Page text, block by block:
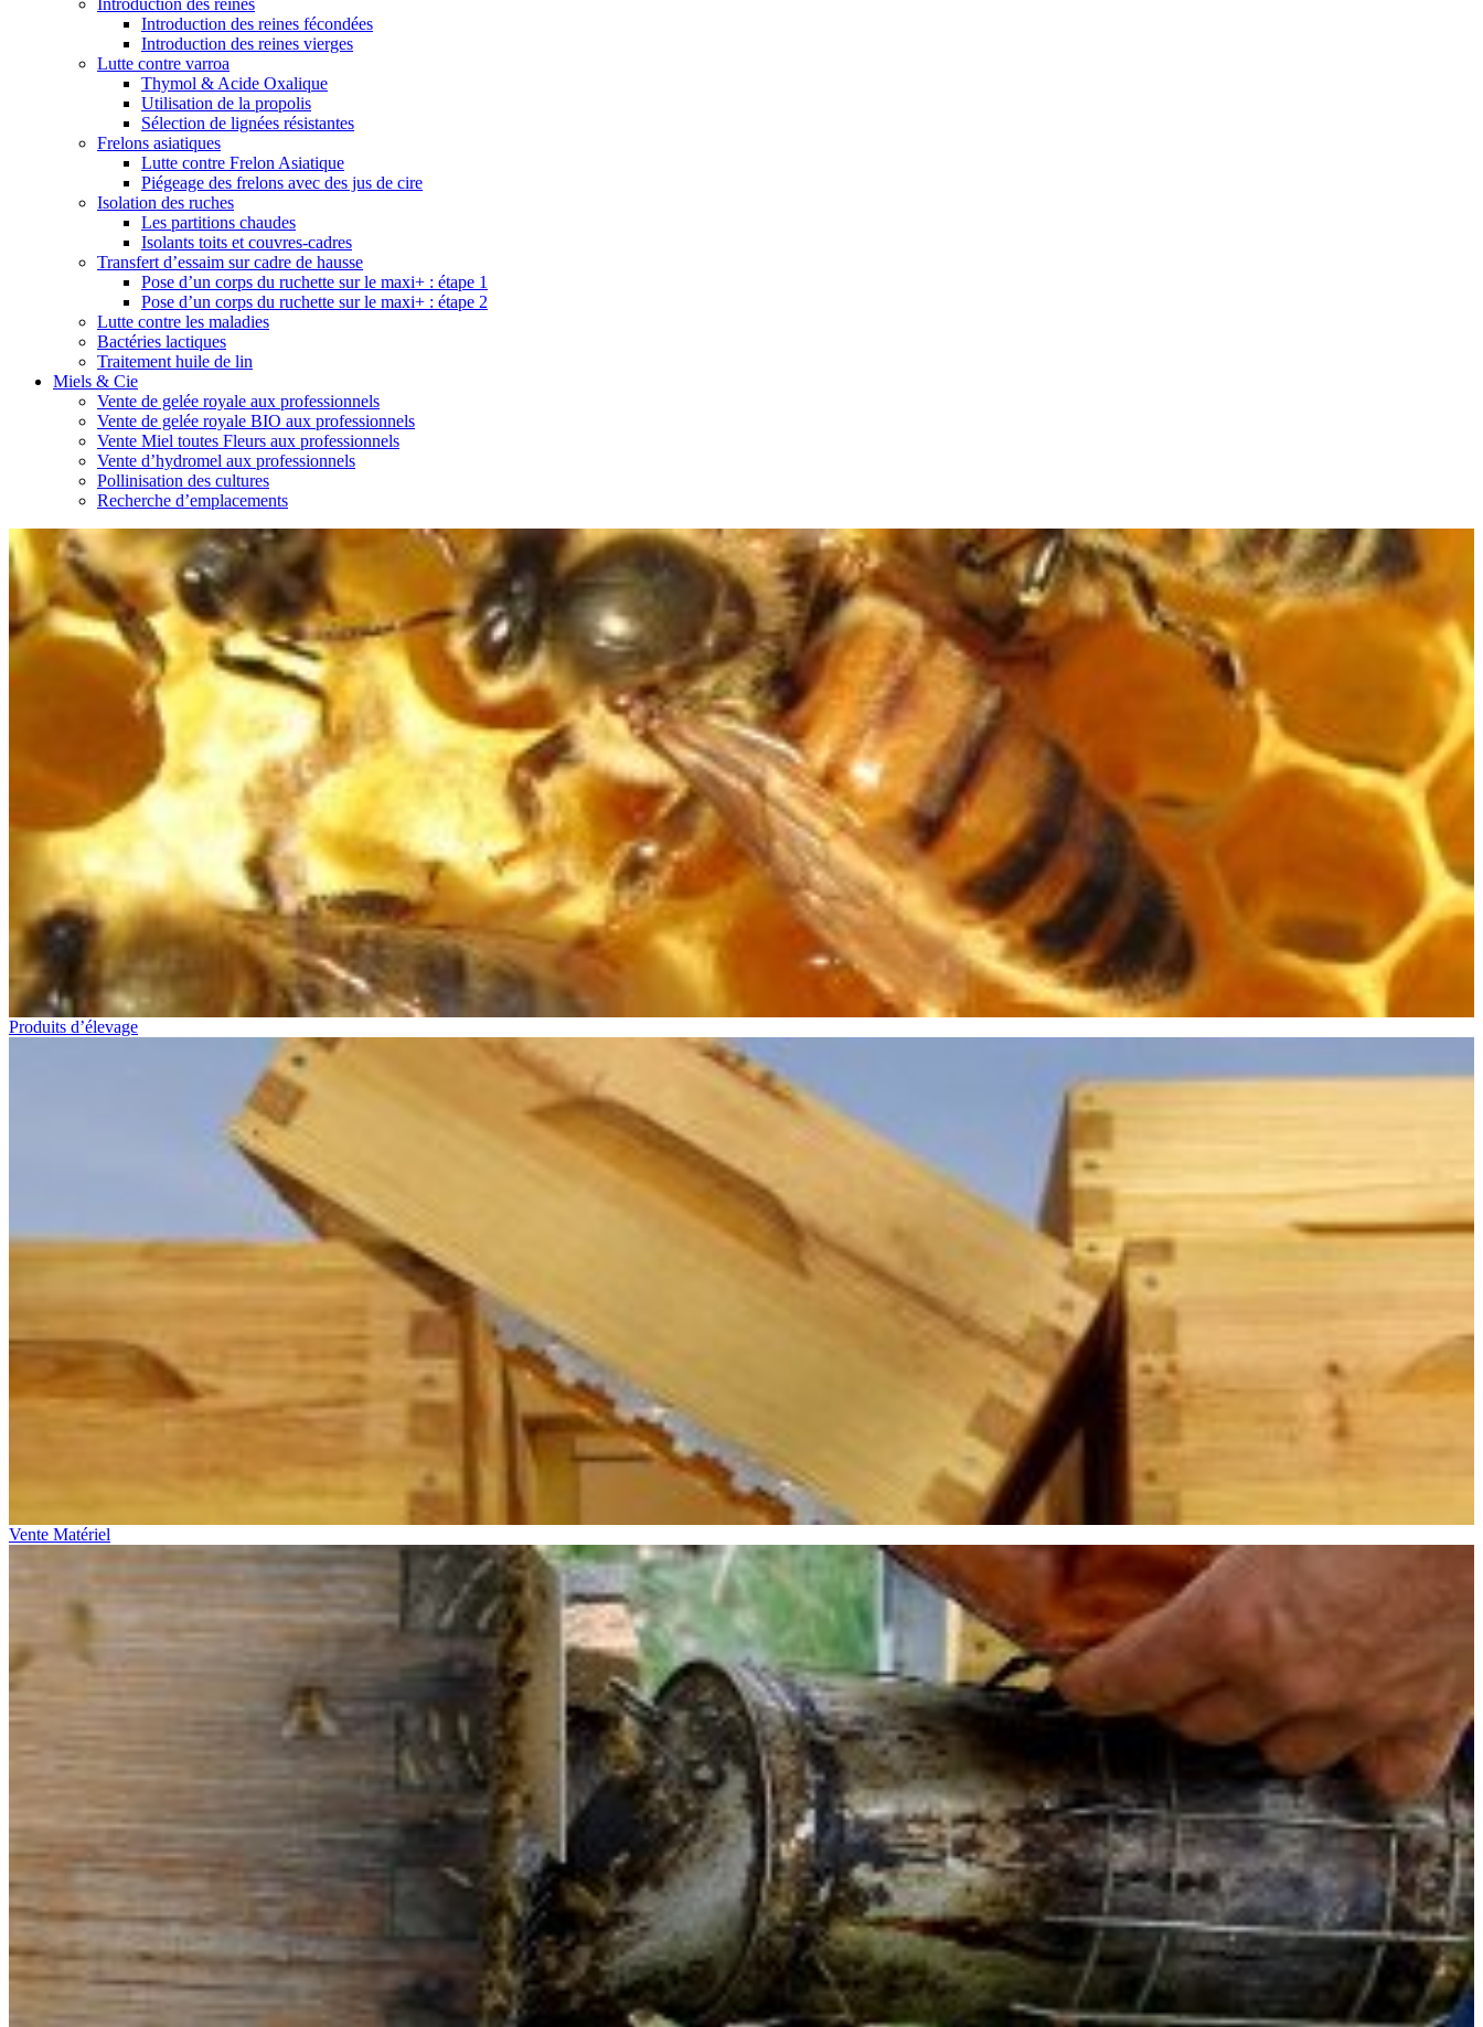
Introduction des reines
Introduction des reines fécondées
Introduction des reines vierges
Lutte contre varroa
Thymol & Acide Oxalique
Utilisation de la propolis
Sélection de lignées résistantes
Frelons asiatiques
Lutte contre Frelon Asiatique
Piégeage des frelons avec des jus de cire
Isolation des ruches
Les partitions chaudes
Isolants toits et couvres-cadres
Transfert d’essaim sur cadre de hausse
Pose d’un corps du ruchette sur le maxi+ : étape 1
Pose d’un corps du ruchette sur le maxi+ : étape 2
Lutte contre les maladies
Bactéries lactiques
Traitement huile de lin
Miels & Cie
Vente de gelée royale aux professionnels
Vente de gelée royale BIO aux professionnels
Vente Miel toutes Fleurs aux professionnels
Vente d’hydromel aux professionnels
Pollinisation des cultures
Recherche d’emplacements
Produits d’élevage
Vente Matériel